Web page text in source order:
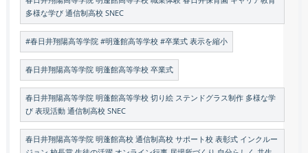
多様な学び 通信制高校 SNEC
#春日井翔陽高等学院 #明蓬館高等学校 #卒業式 表示を縮小
春日井翔陽高等学院 明蓬館高等学校 卒業式
春日井翔陽高等学院 明蓬館高等学校 切り絵 ステンドグラス制作 多様な学
び 表現活動 通信制高校 SNEC
春日井翔陽高等学院 明蓬館高校 通信制高校 サポート校 表彰式 インクルー